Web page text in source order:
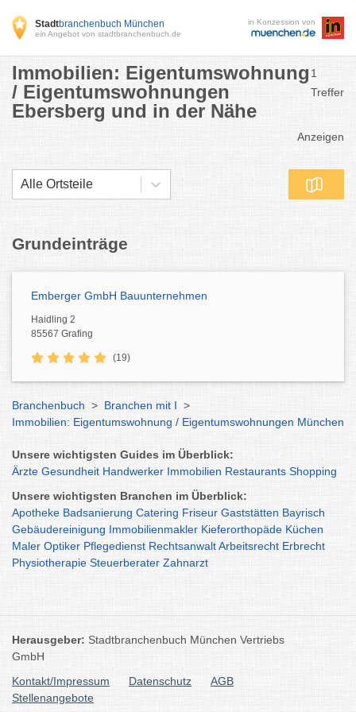
Stadtbranchenbuch München
ein Angebot von stadtbranchenbuch.de
in Konzession von
Immobilien: Eigentumswohnung
/ Eigentumswohnungen
Ebersberg und in der Nähe
1
Treffer
Anzeigen
Alle Ortsteile
Grundeinträge
Emberger GmbH Bauunternehmen
Haidling 2
85567 Grafing
(19)
Branchenbuch > Branchen mit I >
Immobilien: Eigentumswohnung / Eigentumswohnungen München
Unsere wichtigsten Guides im Überblick:
Ärzte Gesundheit Handwerker Immobilien Restaurants Shopping
Unsere wichtigsten Branchen im Überblick:
Apotheke Badsanierung Catering Friseur Gaststätten Bayrisch
Gebäudereinigung Immobilienmakler Kieferorthopäde Küchen
Maler Optiker Pflegedienst RechtsanwaltArbeitsrecht Erbrecht
Physiotherapie Steuerberater Zahnarzt
Herausgeber: Stadtbranchenbuch München Vertriebs
GmbH
Kontakt/Impressum
Datenschutz
AGB
Stellenangebote